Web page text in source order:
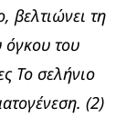
βελτιώνει τη
όγκου του
Το σελήνιο
(2)